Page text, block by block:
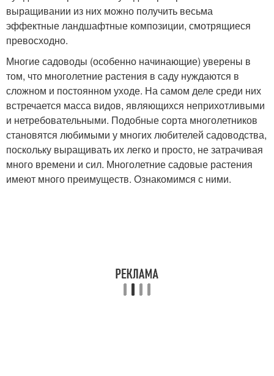
выращивании из них можно получить весьма
эффектные ландшафтные композиции, смотрящиеся
превосходно.
Многие садоводы (особенно начинающие) уверены в
том, что многолетние растения в саду нуждаются в
сложном и постоянном уходе. На самом деле среди них
встречается масса видов, являющихся неприхотливыми
и нетребовательными. Подобные сорта многолетников
становятся любимыми у многих любителей садоводства,
поскольку выращивать их легко и просто, не затрачивая
много времени и сил. Многолетние садовые растения
имеют много преимуществ. Ознакомимся с ними.